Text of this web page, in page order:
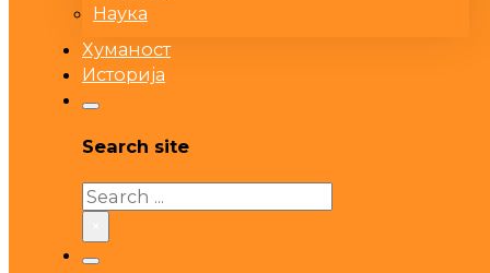
Наука
Хуманост
Историја
Search site
Search